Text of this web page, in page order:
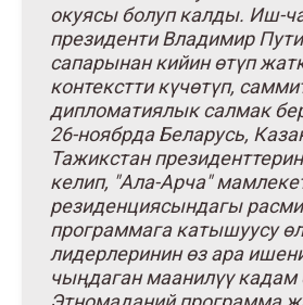
окуясы болуп калды. Иш-
президенти Владимир
сапарынан кийин өтүп
контекстти күчөтүп,
дипломатиялык салмак
26-ноябрда Беларусь,
Тажикстан
келип, "Ала-Арча"
резиденциясындагы
программага катышуусу
лидерлеринин өз ара
чыңдаган маанилүү кадам